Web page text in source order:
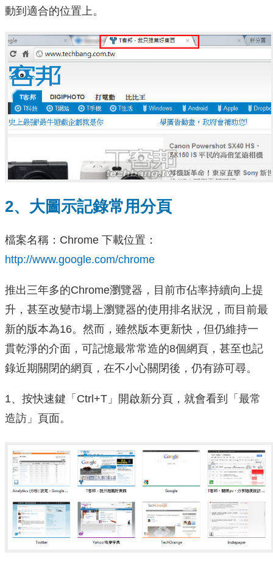
動到適合的位置上。
2、大圖示記錄常用分頁
檔案名稱：Chrome 下載位置：
http://www.google.com/chrome
推出三年多的Chrome瀏覽器，目前市佔率持續向上提
升，甚至改變市場上瀏覽器的使用排名狀況，而目前最
新的版本為16。然而，雖然版本更新快，但仍維持一
貫乾淨的介面，可記憶最常常造的8個網頁，甚至也記
錄近期關閉的網頁，在不小心關閉後，仍有跡可尋。
1、按快速鍵「Ctrl+T」開啟新分頁，就會看到「最常
造訪」頁面。